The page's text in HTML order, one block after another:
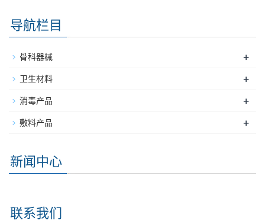
导航栏目
骨科器械 +
卫生材料 +
消毒产品 +
敷料产品 +
新闻中心
联系我们